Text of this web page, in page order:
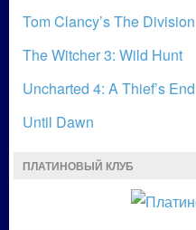
Tom Clancy’s The Division
The Witcher 3: Wild Hunt
Uncharted 4: A Thief’s End
Until Dawn
ПЛАТИНОВЫЙ КЛУБ